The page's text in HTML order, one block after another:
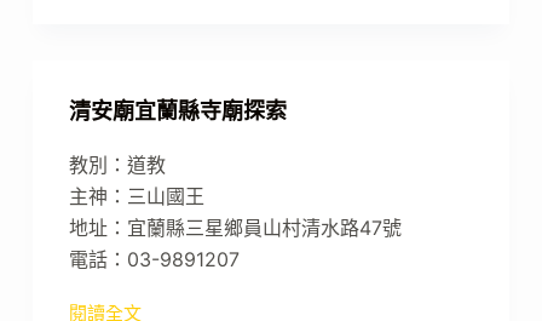
清安廟宜蘭縣寺廟探索
教別：道教
主神：三山國王
地址：宜蘭縣三星鄉員山村清水路47號
電話：03-9891207
閱讀全文